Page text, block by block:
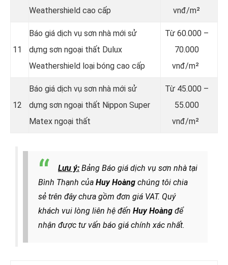
Weathershield cao cấp
vnđ/m²
11
Báo giá dịch vụ sơn nhà mới sử
dựng sơn ngoại thất Dulux
Weathershield loại bóng cao cấp
Từ 60.000 –
70.000
vnđ/m²
12
Báo giá dịch vụ sơn nhà mới sử
dựng sơn ngoại thất Nippon Super
Matex ngoại thất
Từ 45.000 –
55.000
vnđ/m²
Lưu ý: Bảng Báo giá dịch vụ sơn nhà tại
Bình Thạnh của Huy Hoàng chúng tôi chia
sẻ trên đây chưa gồm đơn giá VAT. Quý
khách vui lòng liên hệ đến Huy Hoàng để
nhận được tư vấn báo giá chính xác nhất.